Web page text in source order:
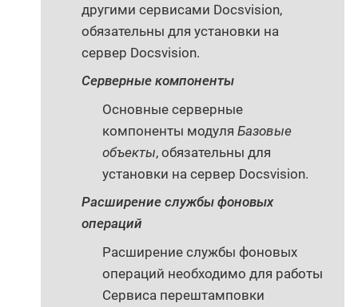
другими сервисами Docsvision,
обязательны для установки на
сервер Docsvision.
Серверные компоненты
Основные серверные
компоненты модуля Базовые
объекты, обязательны для
установки на сервер Docsvision.
Расширение службы фоновых
операций
Расширение службы фоновых
операций необходимо для работы
Сервиса перештамповки